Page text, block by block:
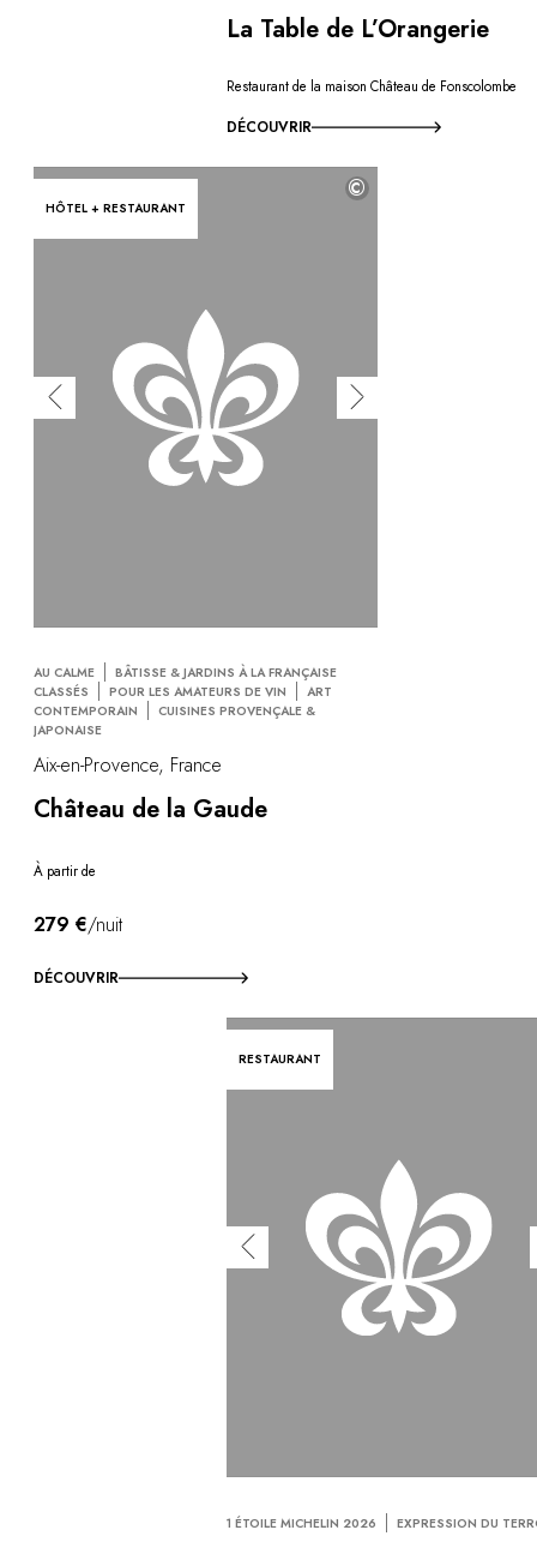
La Table de L’Orangerie
Restaurant de la maison Château de Fonscolombe
DÉCOUVRIR
HÔTEL + RESTAURANT
©
AU CALME
BÂTISSE & JARDINS À LA FRANÇAISE
CLASSÉS
POUR LES AMATEURS DE VIN
ART
CONTEMPORAIN
CUISINES PROVENÇALE &
JAPONAISE
Aix-en-Provence, France
Château de la Gaude
À partir de
279 €/nuit
DÉCOUVRIR
RESTAURANT
1 ÉTOILE MICHELIN 2026 EXPRESSION DU